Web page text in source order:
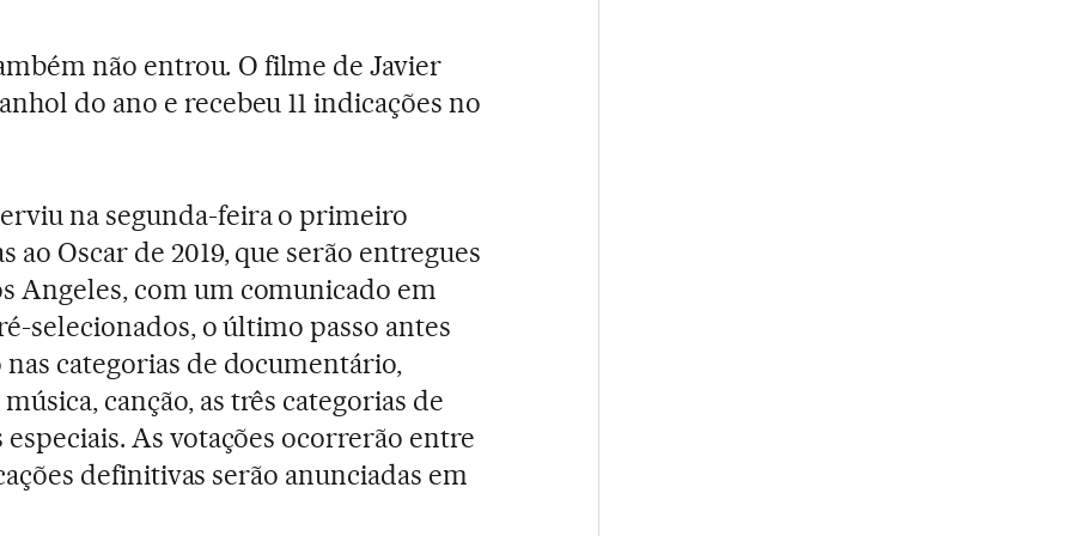
não entrou. O filme de Javier
do ano e recebeu 11 indicações no
na segunda-feira o primeiro
Oscar de 2019, que serão entregues
Angeles, com um comunicado em
selecionados, o último passo antes
categorias de documentário,
canção, as três categorias de
As votações ocorrerão entre
definitivas serão anunciadas em